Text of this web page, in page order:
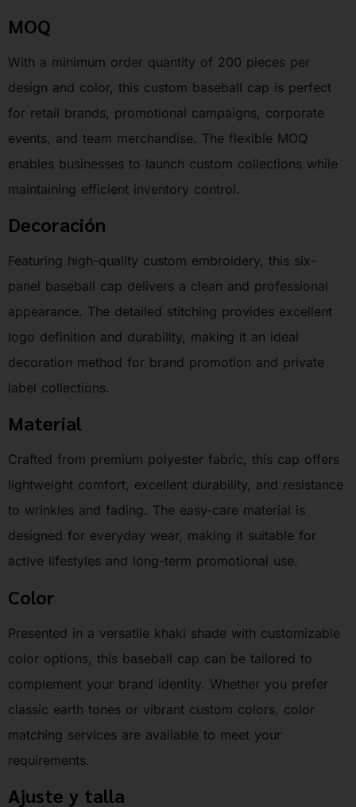
MOQ
With a minimum order quantity of 200 pieces per
design and color, this custom baseball cap is perfect
for retail brands, promotional campaigns, corporate
events, and team merchandise. The flexible MOQ
enables businesses to launch custom collections while
maintaining efficient inventory control.
Decoración
Featuring high-quality custom embroidery, this six-
panel baseball cap delivers a clean and professional
appearance. The detailed stitching provides excellent
logo definition and durability, making it an ideal
decoration method for brand promotion and private
label collections.
Material
Crafted from premium polyester fabric, this cap offers
lightweight comfort, excellent durability, and resistance
to wrinkles and fading. The easy-care material is
designed for everyday wear, making it suitable for
active lifestyles and long-term promotional use.
Color
Presented in a versatile khaki shade with customizable
color options, this baseball cap can be tailored to
complement your brand identity. Whether you prefer
classic earth tones or vibrant custom colors, color
matching services are available to meet your
requirements.
Ajuste y talla